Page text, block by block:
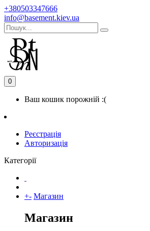
+380503347666
info@basement.kiev.ua
0
Ваш кошик порожній :(
Реєстрація
Авторизація
Категорії
+- Магазин
Магазин